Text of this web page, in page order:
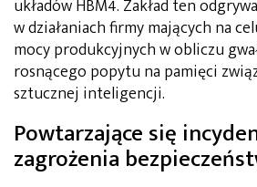
układów HBM4. Zakład ten
w działaniach firmy mających na
mocy produkcyjnych w obliczu
rosnącego popytu na pamięci
sztucznej inteligencji.
Powtarzające się
zagrożenia